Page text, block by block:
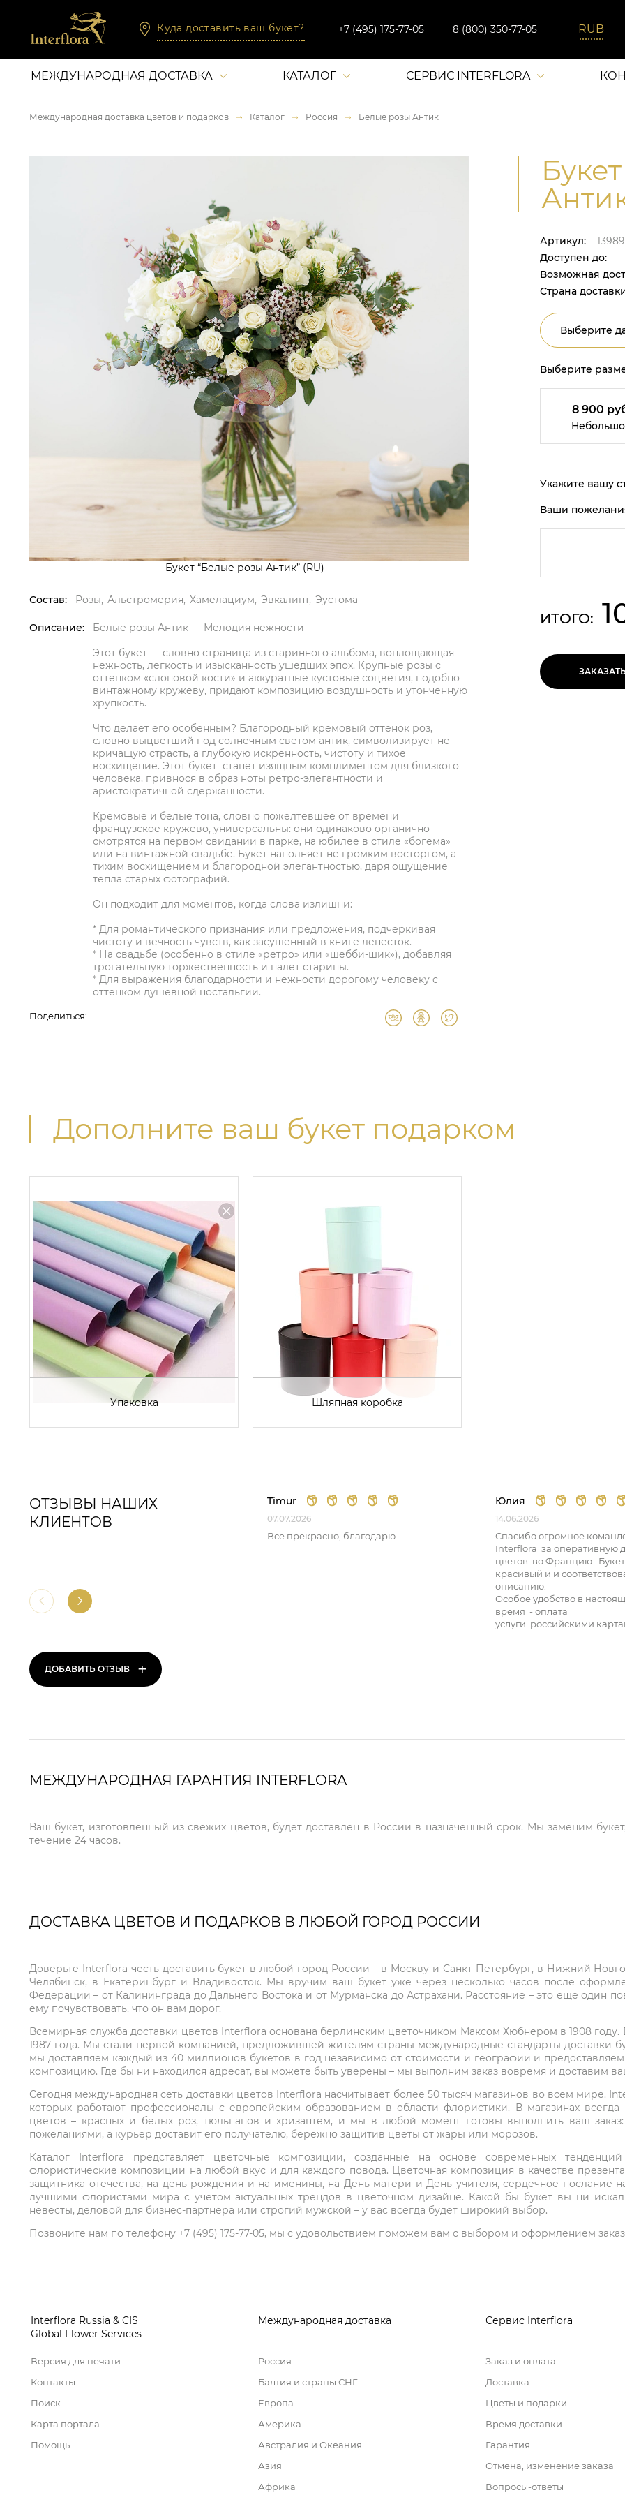
Куда доставить ваш букет? +7 (495) 175-77-05 8 (800) 350-77-05
МЕЖДУНАРОДНАЯ ДОСТАВКА КАТАЛОГ СЕРВИС INTERFLORA
Международная доставка цветов и подарков Каталог Россия Белые розы Антик
Букет “Белые розы Антик” (RU)
Состав: Розы Альстромерия Хамелациум Эвкалипт Эустома
Описание:
Белые розы Антик — Мелодия нежности
Этот букет — словно страница из старинного альбома, воплощающая
нежность, легкость и изысканность ушедших эпох. Крупные розы с
оттенком «слоновой кости» и аккуратные кустовые соцветия, подобно
винтажному кружеву, придают композицию воздушность и утонченную
хрупкость.
Что делает его особенным? Благородный кремовый оттенок роз,
словно выцветший под солнечным светом антик, символизирует не
кричащую страсть, а глубокую искренность, чистоту и тихое
восхищение. Этот букет станет изящным комплиментом для близкого
человека, привнося в образ ноты ретро-элегантности и
аристократичной сдержанности.
Кремовые и белые тона, словно пожелтевшее от времени
французское кружево, универсальны: они одинаково органично
смотрятся на первом свидании в парке, на юбилее в стиле «богема»
или на винтажной свадьбе. Букет наполняет не громким восторгом, а
тихим восхищением и благородной элегантностью, даря ощущение
тепла старых фотографий.
Он подходит для моментов, когда слова излишни:
* Для романтического признания или предложения, подчеркивая
чистоту и вечность чувств, как засушенный в книге лепесток.
* На свадьбе (особенно в стиле «ретро» или «шебби-шик»), добавляя
трогательную торжественность и налет старины.
* Для выражения благодарности и нежности дорогому человеку с
оттенком душевной ностальгии.
Поделиться:
Артикул:
Доступен до:
Возможная
Страна
Выберите
Выберите
8 900
Укажите вашу
Ваши
ИТОГО:
Дополните ваш букет подарком
Упаковка Шляпная коробка
ОТЗЫВЫ НАШИХ
КЛИЕНТОВ
ДОБАВИТЬ ОТЗЫВ +
Timur
07.07.2026
Все прекрасно, благодарю.
Юлия
14.06.2026
Спасибо огромное
Interflora за оперативную
цветов во Францию.
красивый и и
описанию.
Особое удобство в
время - оплата
услуги российскими
МЕЖДУНАРОДНАЯ ГАРАНТИЯ INTERFLORA
Ваш букет, изготовленный из свежих цветов, будет доставлен в России в назначенный срок. Мы заменим
течение 24 часов.
ДОСТАВКА ЦВЕТОВ И ПОДАРКОВ В ЛЮБОЙ ГОРОД РОССИИ
Доверьте Interflora честь доставить букет в любой город России – в Москву и Санкт-Петербург, в Нижний
Челябинск, в Екатеринбург и Владивосток. Мы вручим ваш букет уже через несколько часов после
Федерации – от Калининграда до Дальнего Востока и от Мурманска до Астрахани. Расстояние – это еще один
ему почувствовать, что он вам дорог.
Всемирная служба доставки цветов Interflora основана берлинским цветочником Максом Хюбнером в 1908
1987 года. Мы стали первой компанией, предложившей жителям страны международные стандарты доставки
мы доставляем каждый из 40 миллионов букетов в год независимо от стоимости и географии и
композицию. Где бы ни находился адресат, вы можете быть уверены – мы выполним заказ вовремя и доставим
Сегодня международная сеть доставки цветов Interflora насчитывает более 50 тысяч магазинов во всем мире.
которых работают профессионалы с европейским образованием в области флористики. В магазинах
цветов – красных и белых роз, тюльпанов и хризантем, и мы в любой момент готовы выполнить ваш
пожеланиями, а курьер доставит его получателю, бережно защитив цветы от жары или морозов.
Каталог Interflora представляет цветочные композиции, созданные на основе современных
флористические композиции на любой вкус и для каждого повода. Цветочная композиция в качестве
защитника отечества, на день рождения и на именины, на День матери и День учителя, сердечное послание
лучшими флористами мира с учетом актуальных трендов в цветочном дизайне. Какой бы букет вы ни
невесты, деловой для бизнес-партнера или строгий мужской – у вас всегда будет широкий выбор.
Позвоните нам по телефону +7 (495) 175-77-05, мы с удовольствием поможем вам с выбором и оформлением
Interflora Russia & CIS
Global Flower Services
Версия для печати
Контакты
Поиск
Карта портала
Помощь
Международная доставка
Россия
Балтия и страны СНГ
Европа
Америка
Австралия и Океания
Азия
Африка
Сервис Interflora
Заказ и оплата
Доставка
Цветы и подарки
Время доставки
Гарантия
Отмена, изменение заказа
Вопросы-ответы